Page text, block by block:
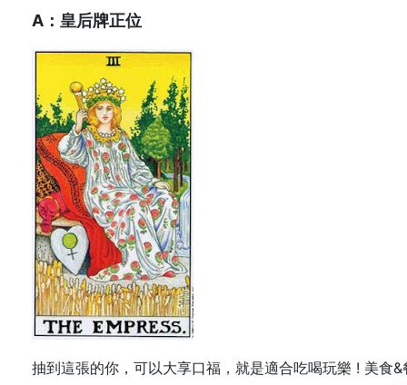
A：皇后牌正位
抽到這張的你，可以大享口福，就是適合吃喝玩樂 ! 美食